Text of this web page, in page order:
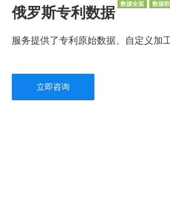
俄罗斯专利数据
数据全面 数据
服务提供了专利原始数据、自定义加
立即咨询